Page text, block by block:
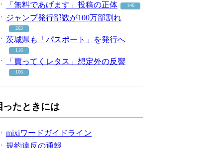
「無料であげます」投稿の正体 146
ジャンプ発行部数が100万部割れ
263
茨城県も「パスポート」を発行へ
116
「買ってくレタス」想定外の反響
106
ったときには
mixiワードガイドライン
規約違反の通報